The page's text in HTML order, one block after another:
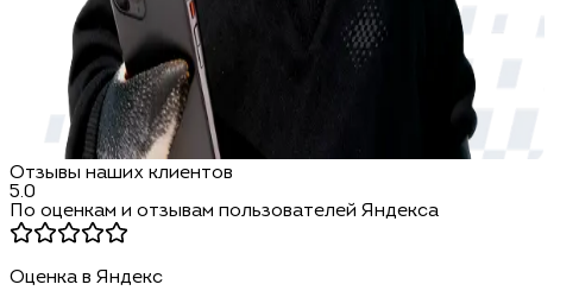
Отзывы наших клиентов
5.0
По оценкам и отзывам пользователей Яндекса
Оценка в Яндекс